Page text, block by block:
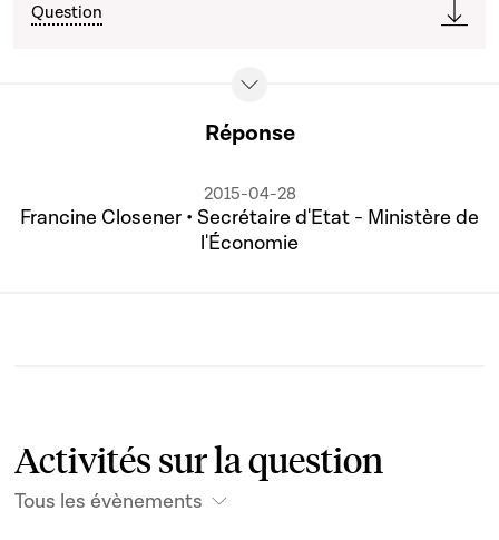
Question
Réponse
2015-04-28
Francine Closener • Secrétaire d'Etat - Ministère de
l'Économie
Activités sur la question
Tous les évènements